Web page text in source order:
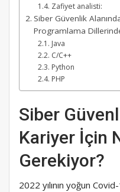
Zafiyet analisti:
Siber Güvenlik
Programlama Dillerinde
Java
C/C++
Python
PHP
Siber
Kariyer İçin
Gerekiyor?
2022 yılının yoğun